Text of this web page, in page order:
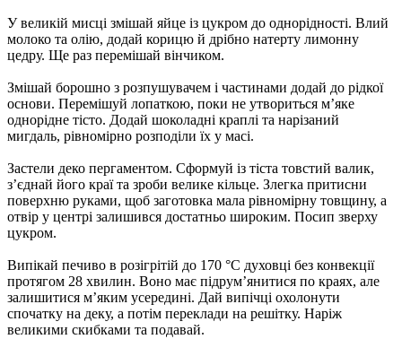
У великій мисці змішай яйце із цукром до однорідності. Влий
молоко та олію, додай корицю й дрібно натерту лимонну
цедру. Ще раз перемішай вінчиком.
Змішай борошно з розпушувачем і частинами додай до рідкої
основи. Перемішуй лопаткою, поки не утвориться м’яке
однорідне тісто. Додай шоколадні краплі та нарізаний
мигдаль, рівномірно розподіли їх у масі.
Застели деко пергаментом. Сформуй із тіста товстий валик,
з’єднай його краї та зроби велике кільце. Злегка притисни
поверхню руками, щоб заготовка мала рівномірну товщину, а
отвір у центрі залишився достатньо широким. Посип зверху
цукром.
Випікай печиво в розігрітій до 170 °C духовці без конвекції
протягом 28 хвилин. Воно має підрум’янитися по краях, але
залишитися м’яким усередині. Дай випічці охолонути
спочатку на деку, а потім переклади на решітку. Наріж
великими скибками та подавай.